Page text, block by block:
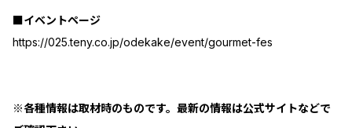
■イベントページ
https://025.teny.co.jp/odekake/event/gourmet-fes
※各種情報は取材時のものです。最新の情報は公式サイトなどで